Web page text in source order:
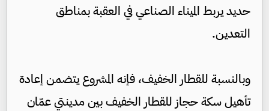
حديد يربط الميناء الصناعي في العقبة بمناطق
التعدين.
وبالنسبة للقطار الخفيف، فإنه المشروع يتضمن إعادة
تأهيل سكة حجاز للقطار الخفيف بين مدينتي عمّان